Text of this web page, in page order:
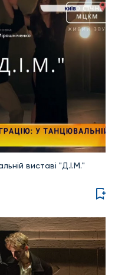
виставі "Д.І.М."